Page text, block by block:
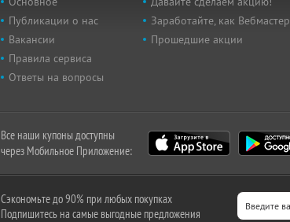
Публикации о нас
Вакансии
Правила сервиса
Ответы на вопросы
Заработайте, как Вебмастер
Прошедшие акции
Все наши купоны доступны
через Мобильное Приложение:
Сэкономьте до 90% при любых покупках
Подпишитесь на самые выгодные предложения